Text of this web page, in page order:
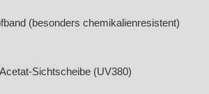
(besonders chemikalienresistent)
Sichtscheibe (UV380)